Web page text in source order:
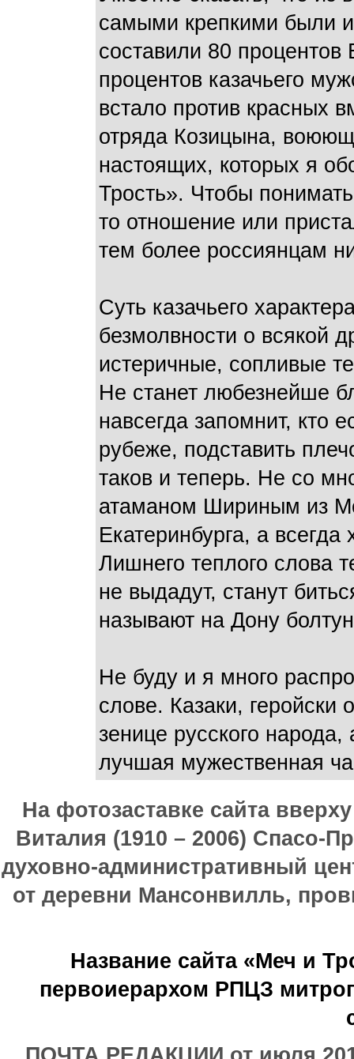
самыми крепкими были
составили 80
процентов казачьего
встало против красных
отряда Козицына,
настоящих, которых я
Трость». Чтобы
то отношение или
тем более россиянцам
Суть казачьего
безмолвности о всякой
истеричные, сопливые
Не станет любезнейше
навсегда запомнит, кто
рубеже, подставить
таков и теперь. Не со
атаманом Шириным из
Екатеринбурга, а
Лишнего теплого слова
не выдадут, станут
называют на Дону
Не буду и я много
слове. Казаки, геройски
зенице русского
лучшая мужественная
На фотозаставке сайта
Виталия (1910 – 2006) Спасо-
духовно-административный
от деревни Мансонвилль,
Название сайта «Меч и
первоиерархом РПЦЗ